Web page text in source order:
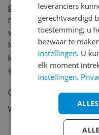
geven? Start dan
review. Afhankelijk van
van een review
Met jouw mening help
keuze te maken én
€250,-!
Klik hier voor de
Cijfer
Welk cijfer geef jij dit
leveranciers
gerechtvaardigd
toestemming; u
bezwaar te
instellingen. U
elk moment
instellingen.